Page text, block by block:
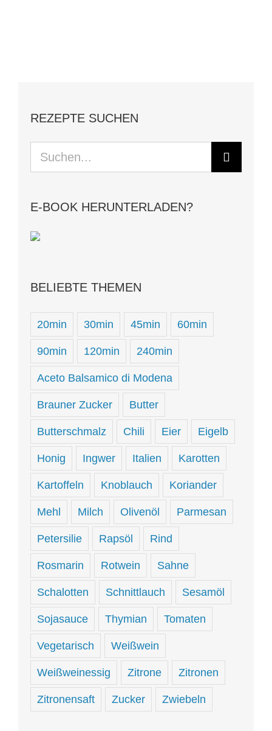
REZEPTE SUCHEN
Suche
nach:
E-BOOK HERUNTERLADEN?
BELIEBTE THEMEN
20min 30min 45min 60min
90min 120min 240min
Aceto Balsamico di Modena
Brauner Zucker Butter
Butterschmalz Chili Eier Eigelb
Honig Ingwer Italien Karotten
Kartoffeln Knoblauch Koriander
Mehl Milch Olivenöl Parmesan
Petersilie Rapsöl Rind
Rosmarin Rotwein Sahne
Schalotten Schnittlauch Sesamöl
Sojasauce Thymian Tomaten
Vegetarisch Weißwein
Weißweinessig Zitrone Zitronen
Zitronensaft Zucker Zwiebeln